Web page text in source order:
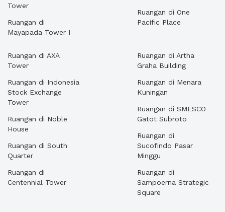
Tower
Ruangan di
Mayapada Tower I
Ruangan di One
Pacific Place
Ruangan di AXA
Tower
Ruangan di Indonesia
Stock Exchange
Tower
Ruangan di Noble
House
Ruangan di South
Quarter
Ruangan di
Centennial Tower
Ruangan di Artha
Graha Building
Ruangan di Menara
Kuningan
Ruangan di SMESCO
Gatot Subroto
Ruangan di
Sucofindo Pasar
Minggu
Ruangan di
Sampoerna Strategic
Square